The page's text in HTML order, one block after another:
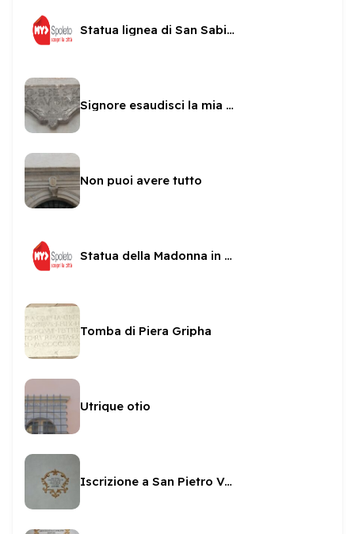
Statua lignea di San Sabino
Signore esaudisci la mia preghiera
Non puoi avere tutto
Statua della Madonna in una nicchia di San sabino
Tomba di Piera Gripha
Utrique otio
Iscrizione a San Pietro Vescovo in San Pietro